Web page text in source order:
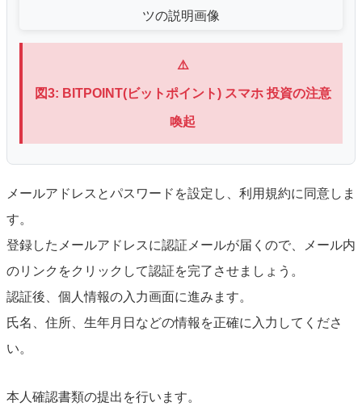
⚠️
図3: BITPOINT(ビットポイント) スマホ 投資の注意
喚起
メールアドレスとパスワードを設定し、利用規約に同意しま
す。
登録したメールアドレスに認証メールが届くので、メール内
のリンクをクリックして認証を完了させましょう。
認証後、個人情報の入力画面に進みます。
氏名、住所、生年月日などの情報を正確に入力してくださ
い。
本人確認書類の提出を行います。